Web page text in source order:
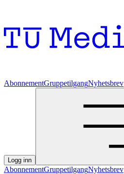
AbonnementGruppetilgangNyhetsbrev
Logg inn
AbonnementGruppetilgangNyhetsbrev